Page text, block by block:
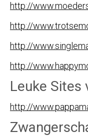
http://
http://
http://
http://
Leuke Sites
http://